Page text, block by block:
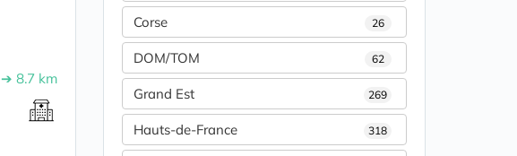
➔ 8.7 km
Corse 26
DOM/TOM 62
Grand Est 269
Hauts-de-France 318